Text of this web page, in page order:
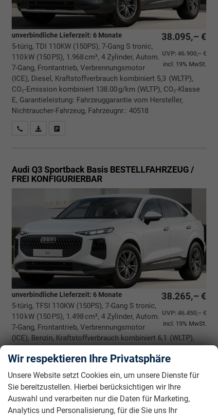
38.095,– €
UVP:46.900,– €
incl. 19% MwSt.
unverbindliche Lieferzeit: 6 Monate
5-türig, TDI 110KW (150PS), 7-Gang S tronic,
110 kW (150 PS), 1.968 cm³, 4 Zylinder, Autom.
7-Gang, Frontantrieb, Verbrennungsmotor
(ICE), Diesel, Kraftstoffverbrauch kombiniert 5,3 (WLTP),
CO₂-Emission kombiniert 138.00 g/km (WLTP), CO₂-Klasse
E, Garantieleistung: Fahrzeuggarantie vom Hersteller,
Nichtraucher-Fahrzeug, Fahrzeugnr.: 40518
Rückrufbitte absenden
PDF-Datei, Fahrzeugexposé drucken
Audi Q3 Sportback Basis BESTELLFAHRZEUG /
FREI KONFIGURIERBAR
38.265,– €
UVP:46.450,– €
incl. 19% MwSt.
unverbindliche Lieferzeit: 6 Monate
5-türig, TFSI 110KW (150PS), 7-Gang S tronic,
110 kW (150 PS), 1.498 cm³, 4 Zylinder, Autom.
7-Gang, Frontantrieb, Verbrennungsmotor
(ICE), Benzin, Kraftstoffverbrauch kombiniert 6,1 (WLTP),
E, Garantieleistung: Fahrzeuggarantie vom Hersteller,
Nichtraucher-Fahrzeug, Fahrzeugnr.: 40502
Rückrufbitte absenden
PDF-Datei, Fahrzeugexposé drucken
Drucken, parken oder vergleichen
Wir respektieren Ihre Privatsphäre
Unsere Website setzt Cookies ein, um unsere Dienste für
Sie bereitzustellen. Hierbei berücksichtigen wir Ihre
Auswahl und verarbeiten nur die Daten für Marketing,
Analytics und Personalisierung, für die Sie uns Ihr